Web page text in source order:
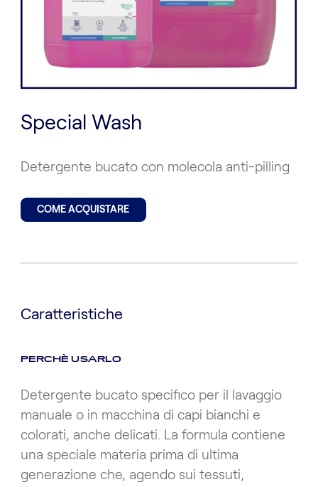
Special Wash
Detergente bucato con molecola anti-pilling
COME ACQUISTARE
Caratteristiche
PERCHÈ USARLO
Detergente bucato specifico per il lavaggio
manuale o in macchina di capi bianchi e
colorati, anche delicati. La formula contiene
una speciale materia prima di ultima
generazione che, agendo sui tessuti,